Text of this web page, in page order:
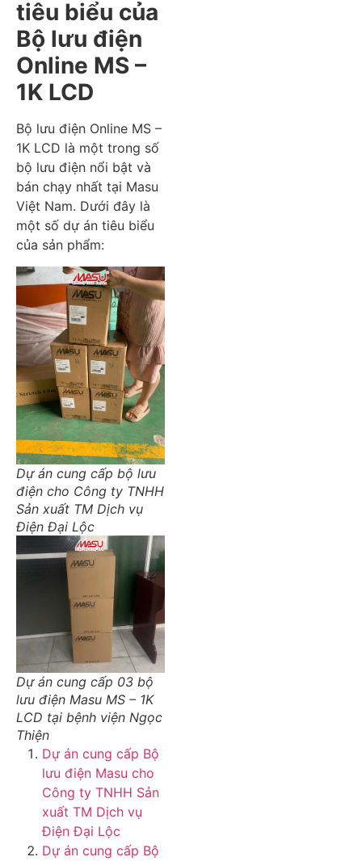
tiêu biểu của
Bộ lưu điện
Online MS –
1K LCD
Bộ lưu điện Online MS –
1K LCD là một trong số
bộ lưu điện nổi bật và
bán chạy nhất tại Masu
Việt Nam. Dưới đây là
một số dự án tiêu biểu
của sản phẩm:
Dự án cung cấp bộ lưu
điện cho Công ty TNHH
Sản xuất TM Dịch vụ
Điện Đại Lộc
Dự án cung cấp 03 bộ
lưu điện Masu MS – 1K
LCD tại bệnh viện Ngọc
Thiện
Dự án cung cấp Bộ
lưu điện Masu cho
Công ty TNHH Sản
xuất TM Dịch vụ
Điện Đại Lộc
Dự án cung cấp Bộ